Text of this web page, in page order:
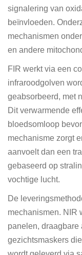
signalering van
beïnvloeden.
mechanismen
en andere
FIR werkt via een
infraroodgolven
geabsorbeerd, met
Dit verwarmende
bloedsomloop
mechanisme zorgt
aanvoelt dan een
gebaseerd op
vochtige lucht.
De
mechanismen. NIR
panelen, draagbare
gezichtsmaskers